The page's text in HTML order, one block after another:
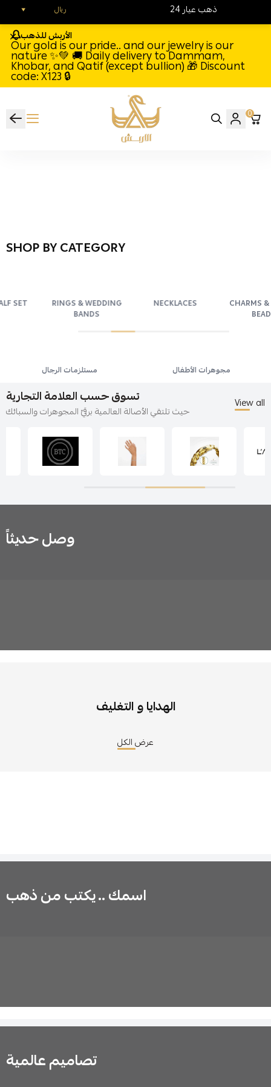
الأربش للذهب
Our gold is our pride.. and our jewelry is our
nature ✨💚 🚚 Daily delivery to Dammam,
Khobar, and Qatif (except bullion) 🎁 Discount
code: X123 🔒
Al-Arbash Gold0
SHOP BY CATEGORY
SET
RINGS & WEDDING
BANDS
NECKLACES
CHARMS &
BEADS
مستلزمات الرجال مجوهرات الأطفال
تسوق حسب العلامة التجارية
حيث تلتقي الأصالة العالمية برقيّ المجوهرات والسبائك
View all
وصل حديثاً
الهدايا و التغليف
عرض الكل
اسمك .. يكتب من ذهب
تصاميم عالمية
24 ذهب عيار ريال